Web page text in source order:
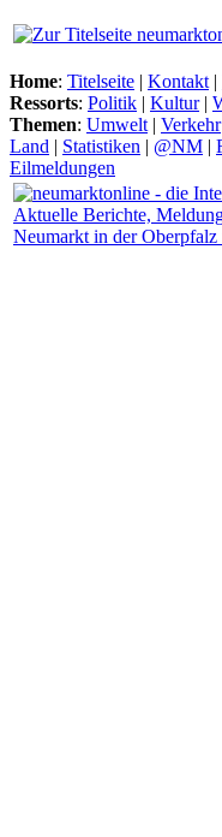
Home: Titelseite | Kontakt |
Ressorts: Politik | Kultur|
Themen: Umwelt | Verkehr
Land | Statistiken | @NM |
Eilmeldungen